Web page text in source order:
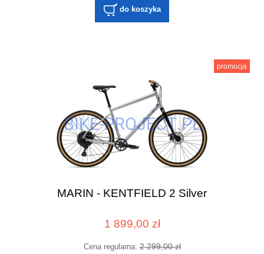
do koszyka
MARIN - KENTFIELD 2 Silver
1 899,00 zł
Cena regularna:2 299,00 zł
promocja